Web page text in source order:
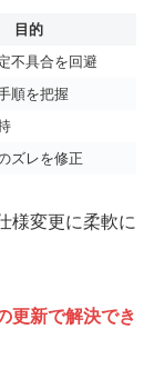
目的
不具合を回避
順を把握
ズレを修正
様変更に柔軟に
更新で解決でき